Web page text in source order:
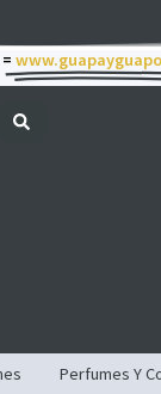
Perfumes Y